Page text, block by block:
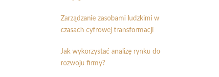
Zarządzanie zasobami ludzkimi w
czasach cyfrowej transformacji
Jak wykorzystać analizę rynku do
rozwoju firmy?